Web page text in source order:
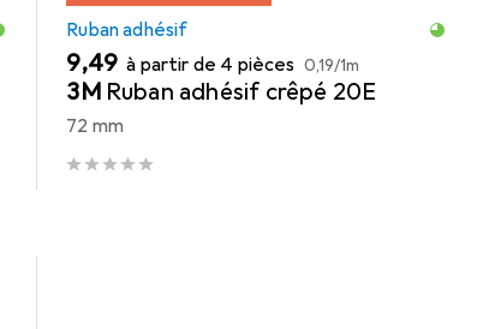
Ruban adhésif
EUR
9,49 à partir de 4 pièces EUR
0,19/1m
3M Ruban adhésif crêpé 20E
72 mm